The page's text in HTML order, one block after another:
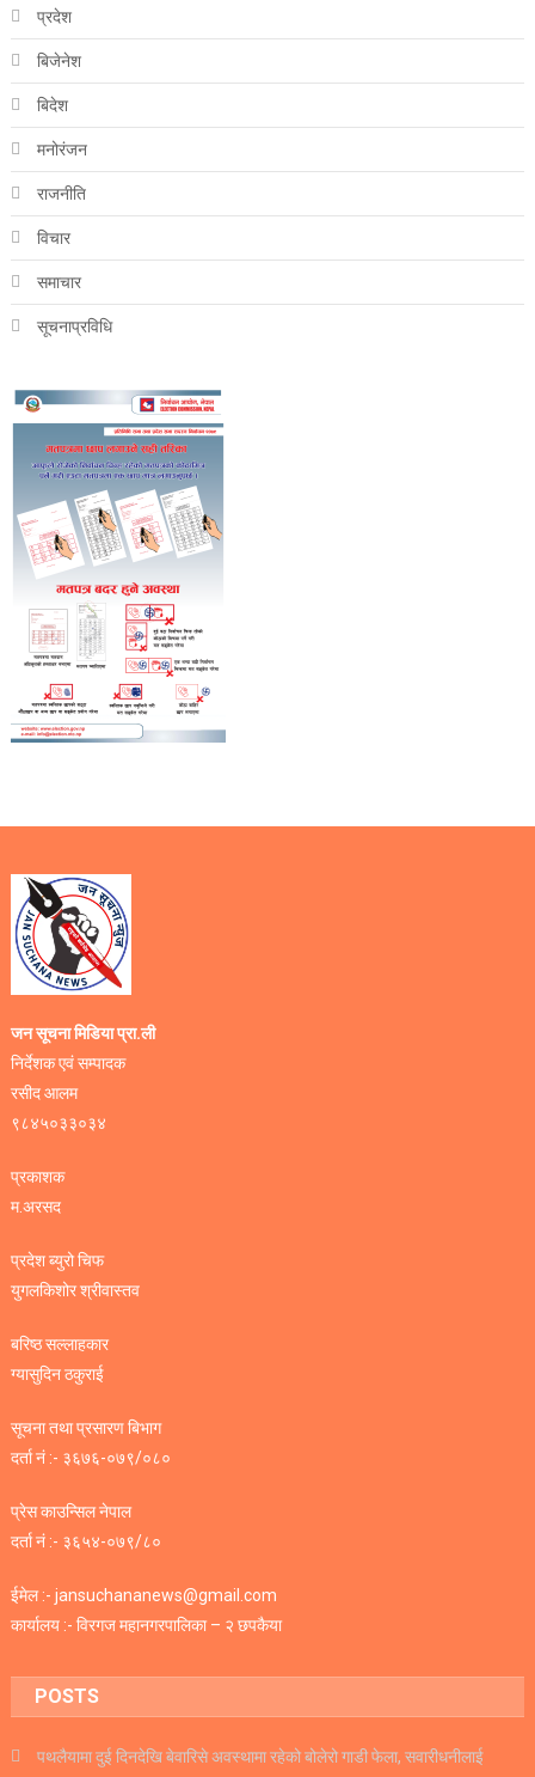
प्रदेश
बिजेनेश
बिदेश
मनोरंजन
राजनीति
विचार
समाचार
सूचनाप्रविधि
जन सूचना मिडिया प्रा.ली
निर्देशक एवं सम्पादक
रसीद आलम
९८४५०३३०३४
प्रकाशक
म.अरसद
प्रदेश ब्युरो चिफ
युगलकिशोर श्रीवास्तव
बरिष्ठ सल्लाहकार
ग्यासुदिन ठकुराई
सूचना तथा प्रसारण बिभाग
दर्ता नं :- ३६७६-०७९/०८०
प्रेस काउन्सिल नेपाल
दर्ता नं :- ३६५४-०७९/८०
ईमेल :- jansuchananews@gmail.com
कार्यालय :- विरगज महानगरपालिका – २ छपकैया
POSTS
पथलैयामा दुई दिनदेखि बेवारिसे अवस्थामा रहेको बोलेरो गाडी फेला, सवारीधनीलाई